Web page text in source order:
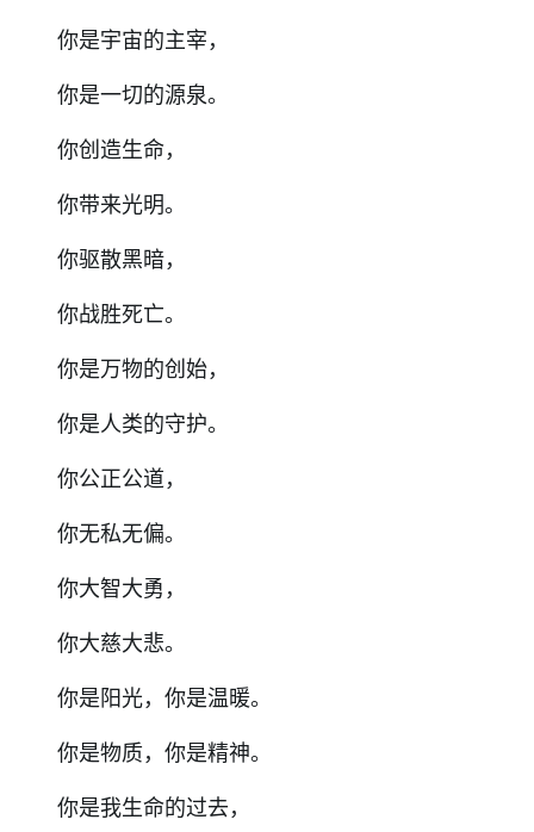
你是宇宙的主宰，
你是一切的源泉。
你创造生命，
你带来光明。
你驱散黑暗，
你战胜死亡。
你是万物的创始，
你是人类的守护。
你公正公道，
你无私无偏。
你大智大勇，
你大慈大悲。
你是阳光，你是温暖。
你是物质，你是精神。
你是我生命的过去，